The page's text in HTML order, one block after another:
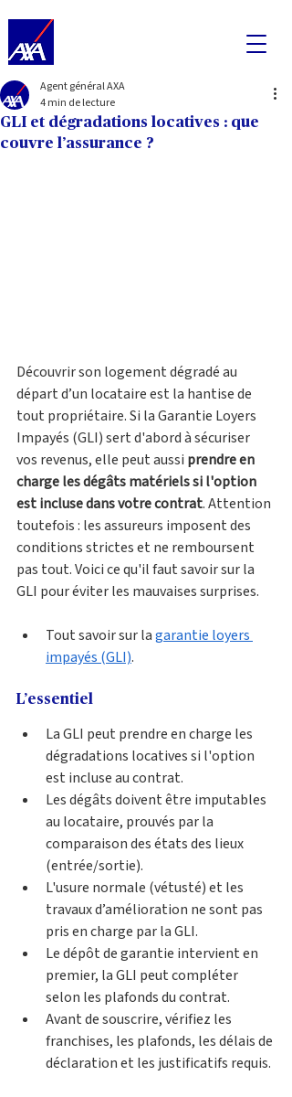
GLI et dégradations locatives : que
couvre l’assurance ?
Agent général AXA
4 min de lecture
Découvrir son logement dégradé au
départ d’un locataire est la hantise de
tout propriétaire. Si la Garantie Loyers
Impayés (GLI) sert d'abord à sécuriser
vos revenus, elle peut aussi prendre en
charge les dégâts matériels si l'option
est incluse dans votre contrat. Attention
toutefois : les assureurs imposent des
conditions strictes et ne remboursent
pas tout. Voici ce qu'il faut savoir sur la
GLI pour éviter les mauvaises surprises.
Tout savoir sur la garantie loyers
impayés (GLI).
L’essentiel
La GLI peut prendre en charge les
dégradations locatives si l'option
est incluse au contrat.
Les dégâts doivent être imputables
au locataire, prouvés par la
comparaison des états des lieux
(entrée/sortie).
L'usure normale (vétusté) et les
travaux d’amélioration ne sont pas
pris en charge par la GLI.
Le dépôt de garantie intervient en
premier, la GLI peut compléter
selon les plafonds du contrat.
Avant de souscrire, vérifiez les
franchises, les plafonds, les délais de
déclaration et les justificatifs requis.